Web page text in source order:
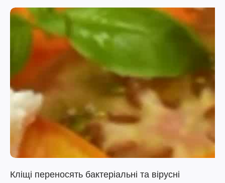
Кліщі переносять бактеріальні та вірусні